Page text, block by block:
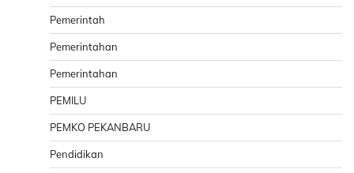
Pemerintah
Pemerintahan
Pemerintahan
PEMILU
PEMKO PEKANBARU
Pendidikan